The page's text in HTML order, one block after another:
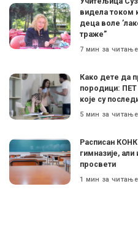
видела током
деца воле
траже”
7 мин за читање
Како дете да
породици: ПЕТ
које су
5 мин за читање
Расписан
гимназије,
просвети
1 мин за читање